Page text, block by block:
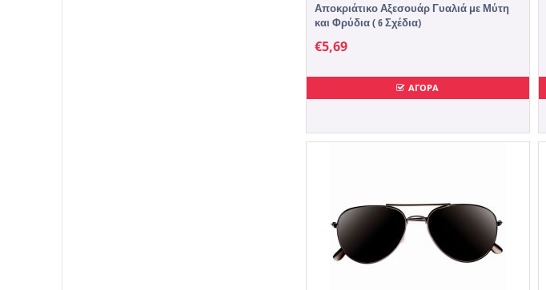
Αποκριάτικο Αξεσουάρ Γυαλιά με Μύτη
και Φρύδια ( 6 Σχέδια)
€5,69
ΑΓΟΡΑ